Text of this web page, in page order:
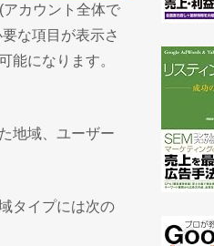
カウント全体で
な項目が表示さ
能になります。
地域、ユーザー
タイプには次の